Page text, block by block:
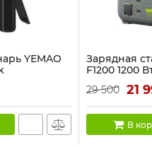
YEMAO
Зарядная
F1200 1200
дома, UPS),
Артикул: F1200
29 500 21
В